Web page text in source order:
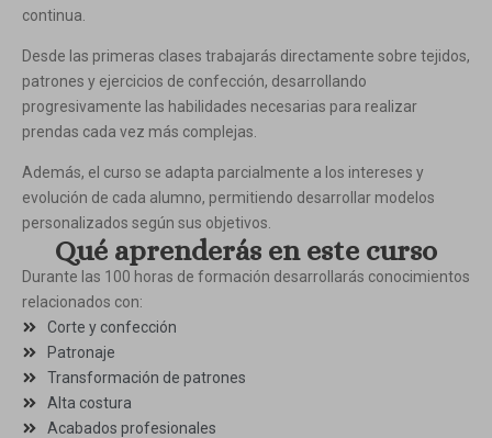
continua.
Desde las primeras clases trabajarás directamente sobre tejidos,
patrones y ejercicios de confección, desarrollando
progresivamente las habilidades necesarias para realizar
prendas cada vez más complejas.
Además, el curso se adapta parcialmente a los intereses y
evolución de cada alumno, permitiendo desarrollar modelos
personalizados según sus objetivos.
Qué aprenderás en este curso
Durante las 100 horas de formación desarrollarás conocimientos
relacionados con:
Corte y confección
Patronaje
Transformación de patrones
Alta costura
Acabados profesionales